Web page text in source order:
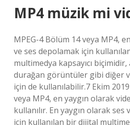
MP4 müzik mi
MPEG-4 Bölüm 14 veya MP4,
ve ses depolamak için
multimedya kapsayıcı
durağan görüntüler gibi diğer
için de kullanılabilir.7 Ekim
veya MP4, en yaygın olarak
kullanılır. En yaygın olarak
için kullanılan bir dijital